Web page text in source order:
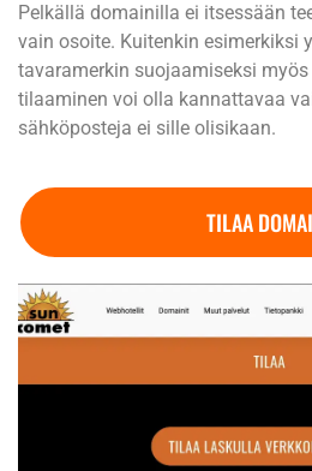
Pelkällä domainilla ei itsessään
vain osoite. Kuitenkin esimerkiksi
tavaramerkin suojaamiseksi
tilaaminen voi olla kannattavaa
sähköposteja ei sille olisikaan.
TILAA